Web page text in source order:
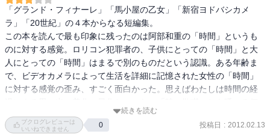
ま、児童館に集まったガキの中から人目で可愛い女の子たちを見つ
けて、プラス覚えちゃってるところあたりは昔取った杵柄ですが、
それにしてもこの豹変っぷりは、やっぱりIの説教なんでしょうか？
そんでもってその可愛い子たちが自殺を考えてるっぽくて、なんの
因果か小奴がそれを止めようと頑張るところで話終わりー。
もー、何なんだよー！この本を通してのメッセージは何なのよー。
男を上げ落とし上げ落とし上げ上げどーんと落とし、落としーーー
－の最後上げっ！・・・でっ！？って振り回された。
「グランド・フィナーレ」「馬小屋の乙女」「新宿ヨドバシカメ
ラ」「20世紀」の４本からなる短編集。
この本を読んで最も印象に残ったのは阿部和重の「時間」というも
のに対する感覚。ロリコン犯罪者の、子供にとっての「時間」と大
人にとっての「時間」はまるで別のものだという認識。ある年齢ま
で、ビデオカメラによって生活を詳細に記憶された女性の「時間」
に対する感覚の歪み、すごく面白かった。思えばわたしは時間の経
かに対して、ずっと疑問を抱いて来た。こういった時間に対する感
性に出会えてとても興味深かったです。
続きを読む
ブクログレビューは
いいねできません
0 投稿日 : 2012.02.13